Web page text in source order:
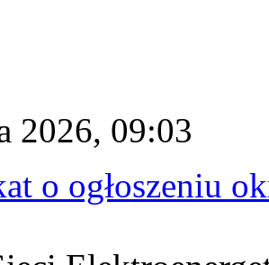
2026, 09:03
o ogłoszeniu